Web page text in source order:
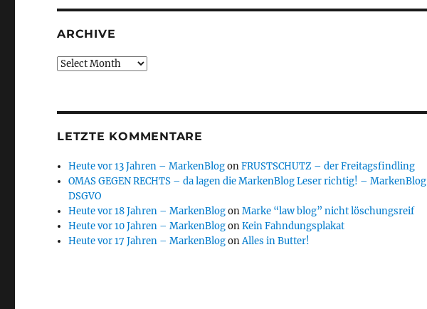
ARCHIVE
Archive
LETZTE KOMMENTARE
Heute vor 13 Jahren – MarkenBlogonFRUSTSCHUTZ – der Freitagsfindling
OMAS GEGEN RECHTS – da lagen die MarkenBlog Leser richtig! – MarkenBlog
DSGVO
Heute vor 18 Jahren – MarkenBlogonMarke “law blog” nicht löschungsreif
Heute vor 10 Jahren – MarkenBlogonKein Fahndungsplakat
Heute vor 17 Jahren – MarkenBlogonAlles in Butter!